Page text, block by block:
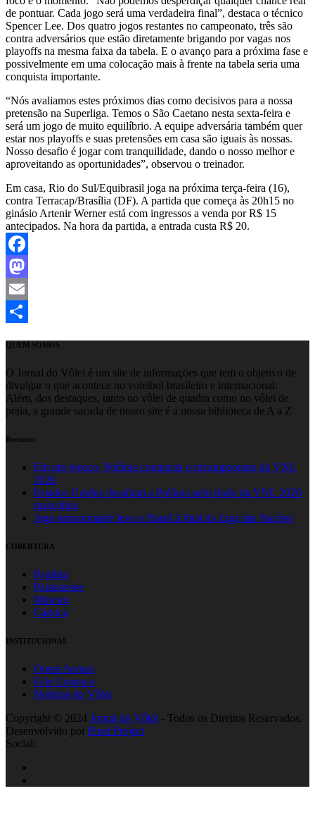
de pontuar. Cada jogo será uma verdadeira final”, destaca o técnico
Spencer Lee. Dos quatro jogos restantes no campeonato, três são
contra adversários que estão diretamente brigando por vagas nos
playoffs na mesma faixa da tabela. E o avanço para a próxima fase e
possivelmente em uma colocação mais à frente na tabela seria uma
conquista importante.
“Nós avaliamos estes próximos dias como decisivos para a nossa
pretensão na Superliga. Temos o São Caetano nesta sexta-feira e
será um jogo de muito equilíbrio. A equipe adversária também quer
estar nos playoffs e suas pretensões em casa são iguais às nossas.
Nosso desafio é jogar com tranquilidade, dando o nosso melhor e
aproveitando as oportunidades”, observou o treinador.
Em casa, Rio do Sul/Equibrasil joga na próxima terça-feira (16),
contra Terracap/Brasília (DF). A partida que começa às 20h15 no
ginásio Artenir Werner está com ingressos a venda por R$ 15
antecipados. Na hora da partida, a entrada custa R$ 20.
Facebook
Mastodon
Email
QUEM SOMOS
O Jornal do Vôlei é um site de informações que tem o objetivo de
divulgar o que acontece no voleibol brasileiro e internacional.
Além, dos destaques, tanto no vôlei de quadra como no vôlei de
praia, a grande sacada de nosso site é a nossa biblioteca de A a Z
Recentes
Em um jogaço, Polônia conquista o tricampeonato da VNL
2026
Estados Unidos desafiam a Polônia pelo título da VNL 2026
masculina
Jogo emocionante leva o Brasil à final da Liga das Nações
COBERTURA
Paulista
Paranaense
Mineiro
Carioca
INSTITUCIONAL
Quem Somos
Fale Conosco
Notícias do Vôlei
Copyright © 2024 Jornal do Vôlei - Todos os Direitos Reservados.
Desenvolvido por Pixel Project
Social: